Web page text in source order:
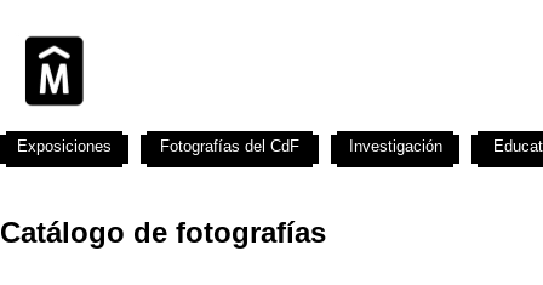
Catálogo de fotografías
Exposiciones Fotografías del CdF Investigación